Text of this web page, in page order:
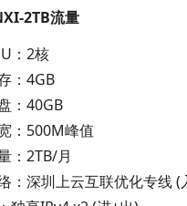
2TB流量
：2核
：4GB
：40GB
：500M峰值
：2TB/月
：深圳上云互联优化专线